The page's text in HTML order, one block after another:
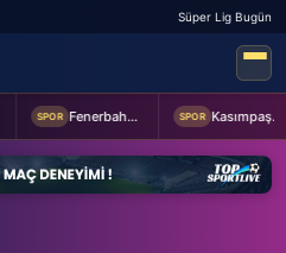
Süper Lig Bugün
SPOR Fenerbahçe Başkanı Aziz Yıldırım, Sturm Graz maçı öncesi takımı ziyaret etti SPOR Kasımpaşa ile Hull City hazırlık maçında berabere kaldı